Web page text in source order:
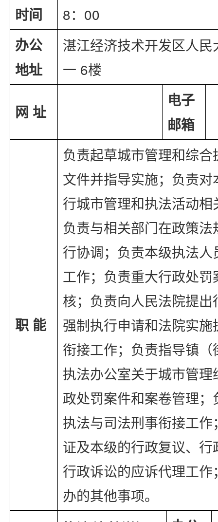
时间
8：00
办公
地址
湛江经济技术开发区人
一 6楼
网 址
电子
邮箱
职 能
负责起草城市管理和综
文件并指导实施；负责
行城市管理和执法活动
负责与相关部门在政策
行协调；负责本级执法
工作；负责重大行政处
核；负责向人民法院提
强制执行申请和法院实
衔接工作；负责指导镇
执法办公室关于城市管
政处罚案件和案卷管理
执法与司法刑事衔接工
证及本级的行政复议、
行政诉讼的应诉代理工
办的其他事项。